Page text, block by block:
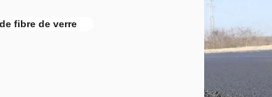
fibre de verre